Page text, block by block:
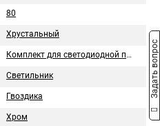
80
Хрустальный
Комплект для светодиодной подсветки
Светильник
Гвоздика
Хром
Задать вопрос